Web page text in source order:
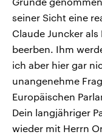
seiner Sicht eine
Claude Juncker
beerben. Ihm
ich aber hier gar
unangenehme
Europäischen
Dein langjähriger
wieder mit Herrn